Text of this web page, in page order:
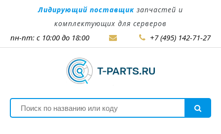
Лидирующий поставщик запчастей и
комплектующих для серверов
пн-пт: с 10:00 до 18:00 +7 (495) 142-71-27